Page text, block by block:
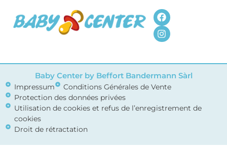
Baby Center by Beffort Bandermann Sàrl
Impressum
Conditions Générales de Vente
Protection des données privées
Utilisation de cookies et refus de l’enregistrement de
cookies
Droit de rétractation